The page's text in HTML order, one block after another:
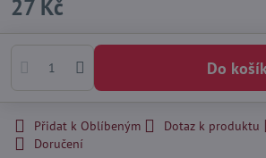
27 Kč
Do
Přidat k Oblíbeným Dotaz k produktu
Doručení